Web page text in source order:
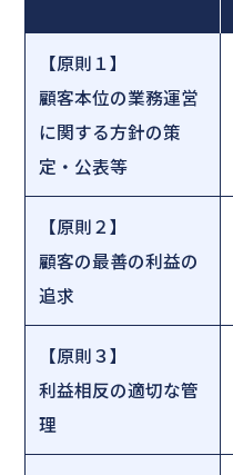
【原則１】
顧客本位の業務運営
に関する方針の策
定・公表等
【原則２】
顧客の最善の利益の
追求
【原則３】
利益相反の適切な管
理